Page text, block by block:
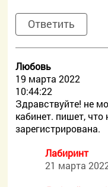
Ответить
Любовь
19 марта 2022
10:44:22
Здравствуйте! не
кабинет. пишет, что
зарегистрирована.
Лабиринт
21 марта